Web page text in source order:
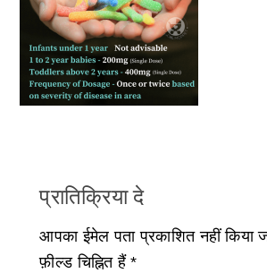
प्रातिक्रिया दे
आपका ईमेल पता प्रकाशित नहीं किया
फ़ील्ड चिह्नित हैं*